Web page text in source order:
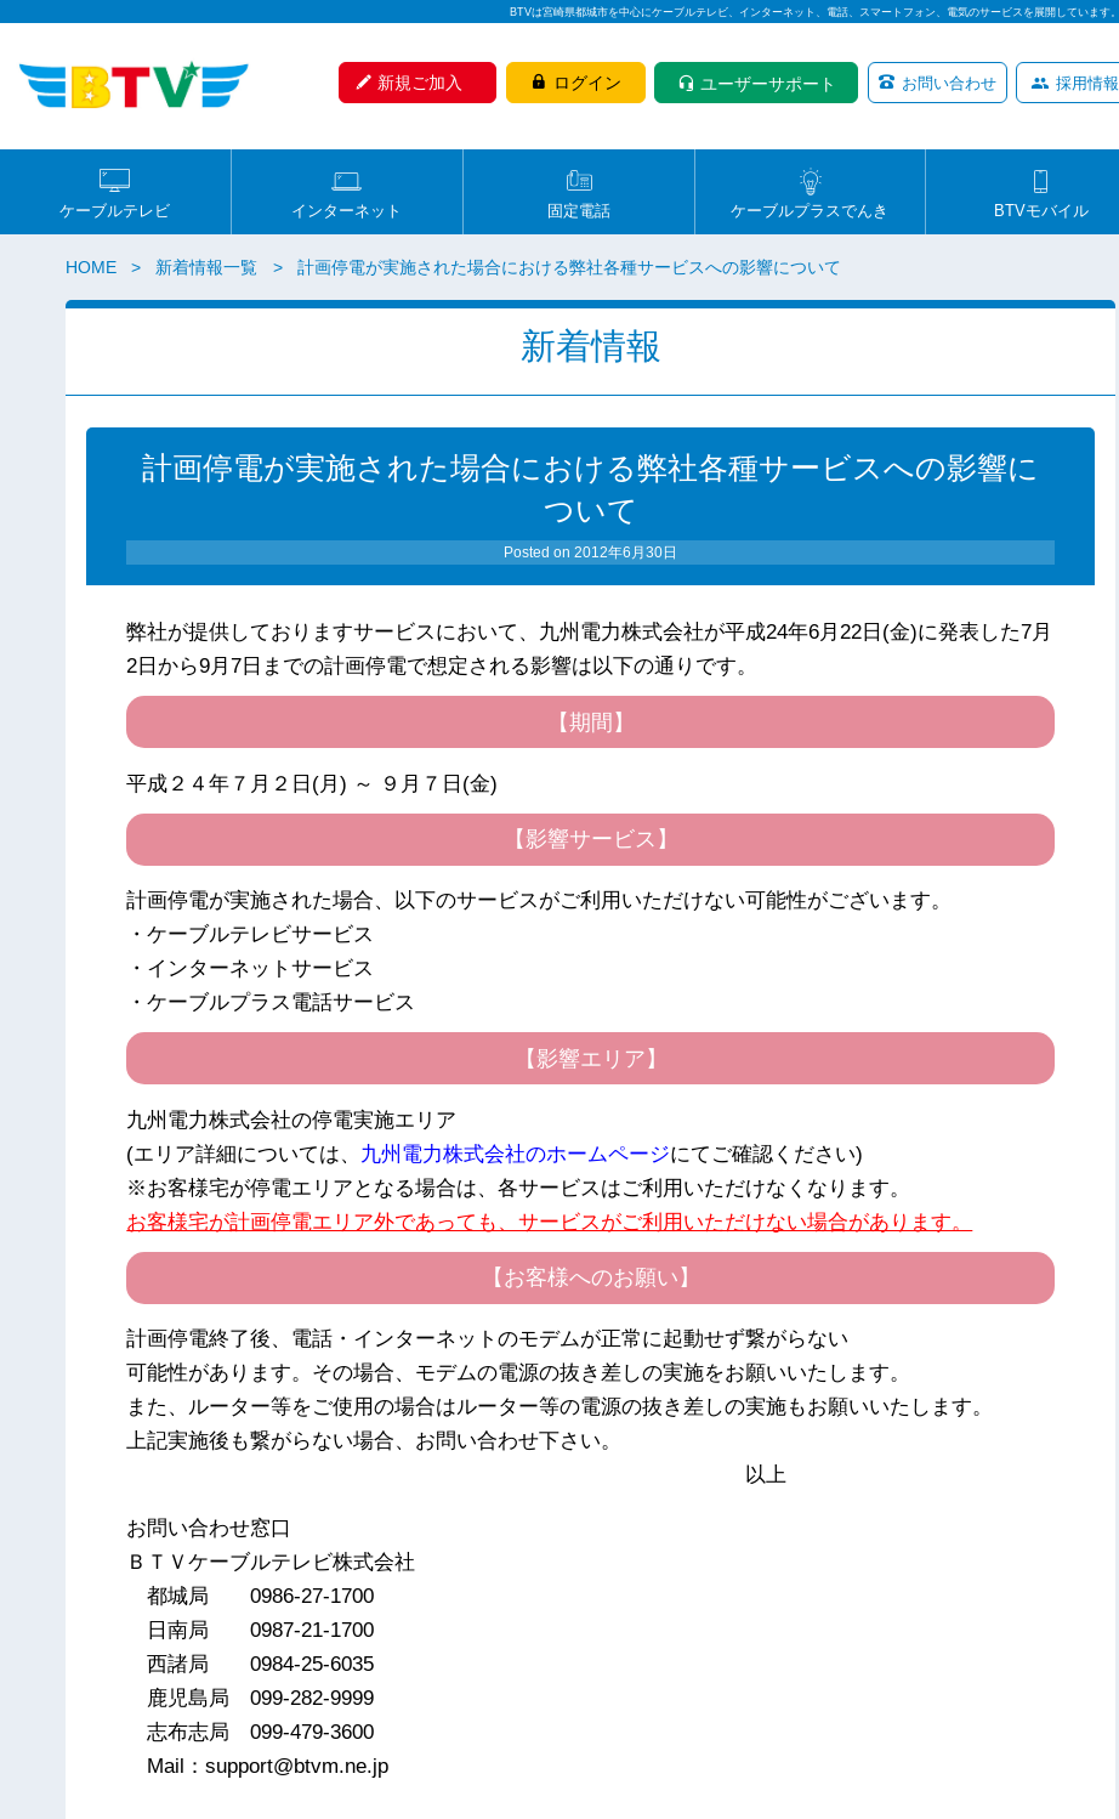
BTVは宮崎県都城市を中心にケーブルテレビ、インターネット、電話、スマートフォン、電気のサービスを展開しています。
新規ご加入 ログイン ユーザーサポート お問い合わせ 採用情報
ケーブルテレビ インターネット 固定電話 ケーブルプラスでんき BTVモバイル
HOME 新着情報一覧 計画停電が実施された場合における弊社各種サービスへの影響について
新着情報
計画停電が実施された場合における弊社各種サービスへの影響に
ついて
Posted on2012年6月30日
弊社が提供しておりますサービスにおいて、九州電力株式会社が平成24年6月22日(金)に発表した7月
2日から9月7日までの計画停電で想定される影響は以下の通りです。
【期間】
平成２４年７月２日(月) ～ ９月７日(金)
【影響サービス】
計画停電が実施された場合、以下のサービスがご利用いただけない可能性がございます。
・ケーブルテレビサービス
・インターネットサービス
・ケーブルプラス電話サービス
【影響エリア】
九州電力株式会社の停電実施エリア
(エリア詳細については、 九州電力株式会社のホームページにてご確認ください)
※お客様宅が停電エリアとなる場合は、各サービスはご利用いただけなくなります。
お客様宅が計画停電エリア外であっても、サービスがご利用いただけない場合があります。
【お客様へのお願い】
計画停電終了後、電話・インターネットのモデムが正常に起動せず繋がらない
可能性があります。その場合、モデムの電源の抜き差しの実施をお願いいたします。
また、ルーター等をご使用の場合はルーター等の電源の抜き差しの実施もお願いいたします。
上記実施後も繋がらない場合、お問い合わせ下さい。
以上
お問い合わせ窓口
ＢＴＶケーブルテレビ株式会社
都城局 0986-27-1700
日南局 0987-21-1700
西諸局 0984-25-6035
鹿児島局 099-282-9999
志布志局 099-479-3600
Mail：support@btvm.ne.jp